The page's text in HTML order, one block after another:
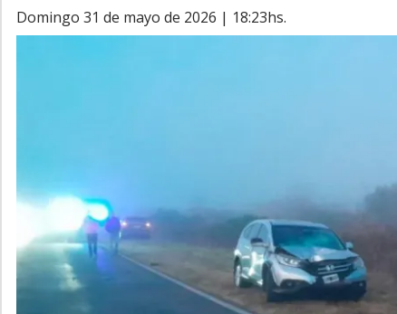
domingo 31 de mayo de 2026 | 18:23hs.